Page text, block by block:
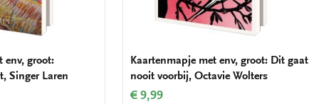
env, groot:
Singer Laren
Kaartenmapje met env, groot: Dit gaat
nooit voorbij, Octavie Wolters
€ 9,99